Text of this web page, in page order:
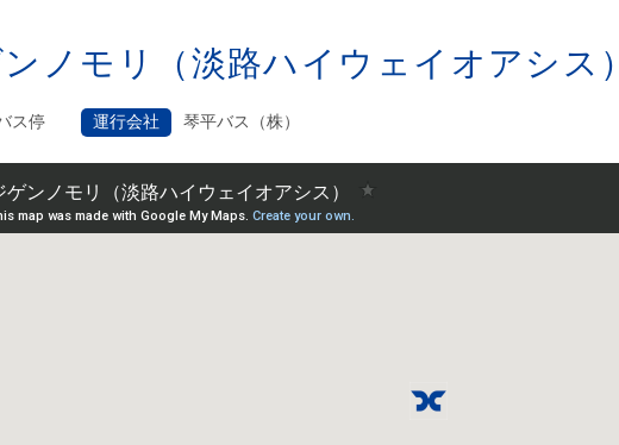
ノモリ（淡路ハイウェイオアシス）
ス停 運行会社 琴平バス（株）